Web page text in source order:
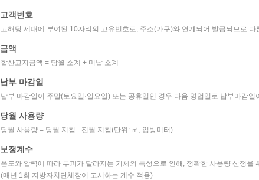
고객번호
고해당 세대에 부여된 10자리의 고유번호로, 주소(가구)와 연계되어 발급되므로
금액
합산고지금액 = 당월 소계 + 미납 소계
납부 마감일
납부 마감일이 주말(토요일·일요일) 또는 공휴일인 경우 다음 영업일로 납부마감일
당월 사용량
당월 사용량 = 당월 지침 - 전월 지침(단위: ㎥, 입방미터)
보정계수
온도와 압력에 따라 부피가 달라지는 기체의 특성으로 인해, 정확한 사용량 산정을
(매년 1회 지방자치단체장이 고시하는 계수 적용)